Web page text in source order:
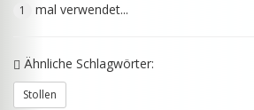
1 mal verwendet...
Ähnliche Schlagwörter:
Stollen